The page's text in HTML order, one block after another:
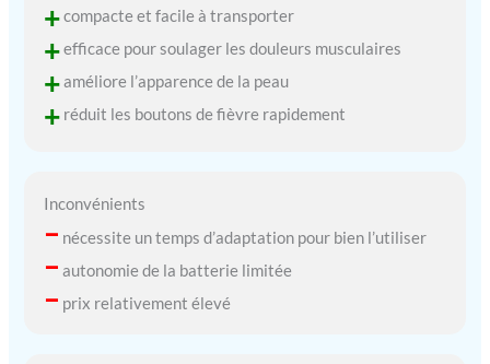
+compacte et facile à transporter
+efficace pour soulager les douleurs musculaires
+améliore l’apparence de la peau
+ réduit les boutons de fièvre rapidement
Inconvénients
– nécessite un temps d’adaptation pour bien l’utiliser
– autonomie de la batterie limitée
– prix relativement élevé